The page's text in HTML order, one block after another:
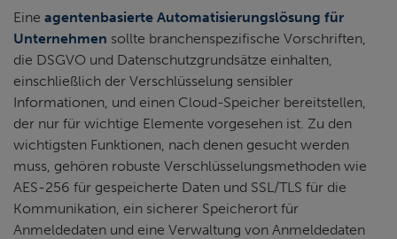
Eine agentenbasierte Automatisierungslösung für
Unternehmen sollte branchenspezifische Vorschriften,
die DSGVO und Datenschutzgrundsätze einhalten,
einschließlich der Verschlüsselung sensibler
Informationen, und einen Cloud-Speicher bereitstellen,
der nur für wichtige Elemente vorgesehen ist. Zu den
wichtigsten Funktionen, nach denen gesucht werden
muss, gehören robuste Verschlüsselungsmethoden wie
AES-256 für gespeicherte Daten und SSL/TLS für die
Kommunikation, ein sicherer Speicherort für
Anmeldedaten und eine Verwaltung von Anmeldedaten